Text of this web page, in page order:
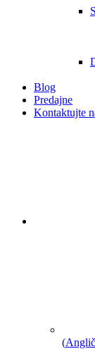
Blog
Predajne
Kontaktujte
(